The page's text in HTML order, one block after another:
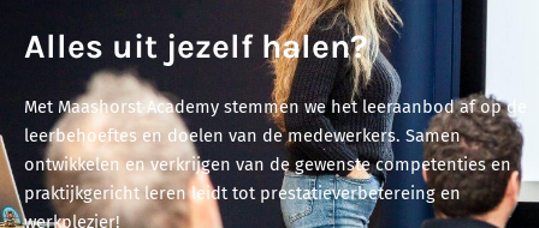
Alles uit jezelf halen?
Met Maashorst Academy stemmen we het leeraanbod af op de
leerbehoeftes en doelen van de medewerkers. Samen
ontwikkelen en verkrijgen van de gewenste competenties en
praktijkgericht leren leidt tot prestatieverbetereing en
werkplezier!